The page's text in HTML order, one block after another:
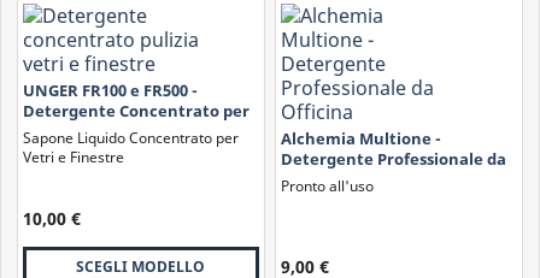
UNGER FR100 e FR500 -
Detergente Concentrato per
Vetri
Sapone Liquido Concentrato per
Vetri e Finestre
10,00 €
SCEGLI MODELLO
Alchemia Multione -
Detergente Professionale da
Officina
Pronto all'uso
9,00 €